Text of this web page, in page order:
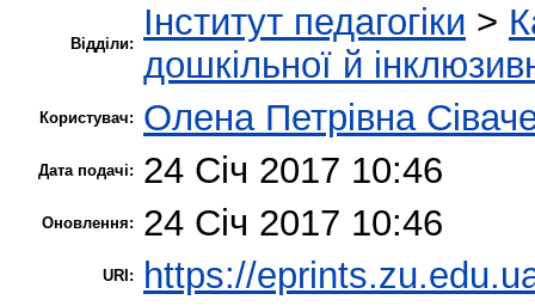
Відділи:
Інститут педагогіки >
дошкільної й
Користувач: Олена Петрівна
Дата подачі: 24 Січ 2017 10:46
Оновлення: 24 Січ 2017 10:46
URI: https://